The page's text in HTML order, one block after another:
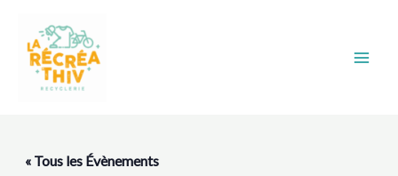
contenu
« Tous les Évènements